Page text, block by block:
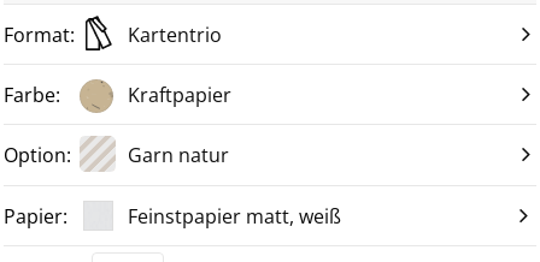
Kartentrio
Kraftpapier
Garn natur
Feinstpapier matt, weiß